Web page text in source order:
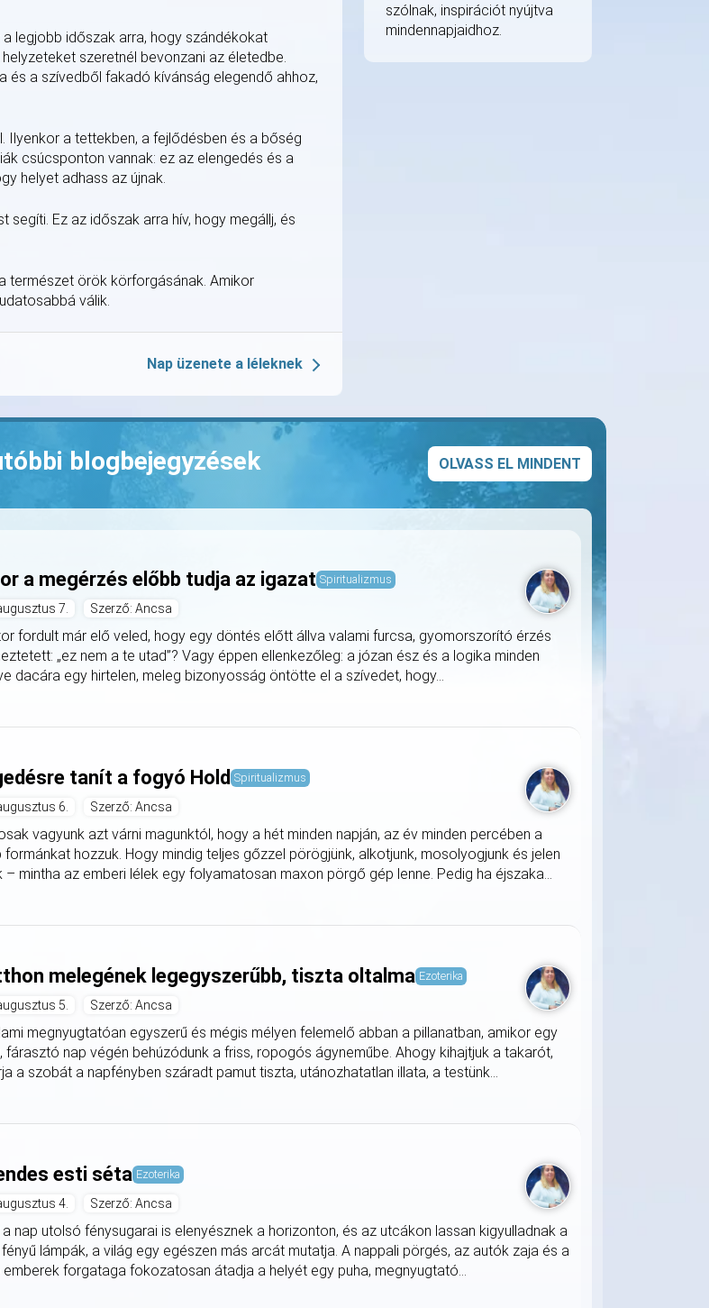
legjobb időszak arra, hogy szándékokat
szeretnél bevonzani az életedbe.
és a szívedből fakadó kívánság elegendő ahhoz,
Ilyenkor a tettekben, a fejlődésben és a bőség
csúcsponton vannak: ez az elengedés és a
helyet adhass az újnak.
Ez az időszak arra hív, hogy megállj, és
természet örök körforgásának. Amikor
válik.
Nap üzenete a léleknek
szólnak, inspirációt nyújtva
mindennapjaidhoz.
blogbejegyzések OLVASS EL MINDENT
a megérzés előbb tudja az igazat Spiritualizmus
7. Szerző: Ancsa
fordult már elő veled, hogy egy döntés előtt állva valami furcsa, gyomorszorító érzés
„ez nem a te utad”? Vagy éppen ellenkezőleg: a józan ész és a logika minden
dacára egy hirtelen, meleg bizonyosság öntötte el a szívedet, hogy...
tanít a fogyó Hold Spiritualizmus
6. Szerző: Ancsa
vagyunk azt várni magunktól, hogy a hét minden napján, az év minden percében a
formánkat hozzuk. Hogy mindig teljes gőzzel pörögjünk, alkotjunk, mosolyogjunk és jelen
– mintha az emberi lélek egy folyamatosan maxon pörgő gép lenne. Pedig ha éjszaka...
melegének legegyszerűbb, tiszta oltalma Ezoterika
5. Szerző: Ancsa
megnyugtatóan egyszerű és mégis mélyen felemelő abban a pillanatban, amikor egy
fárasztó nap végén behúzódunk a friss, ropogós ágyneműbe. Ahogy kihajtjuk a takarót,
a szobát a napfényben száradt pamut tiszta, utánozhatatlan illata, a testünk...
esti séta Ezoterika
4. Szerző: Ancsa
nap utolsó fénysugarai is elenyésznek a horizonton, és az utcákon lassan kigyulladnak a
lámpák, a világ egy egészen más arcát mutatja. A nappali pörgés, az autók zaja és a
emberek forgataga fokozatosan átadja a helyét egy puha, megnyugtató...